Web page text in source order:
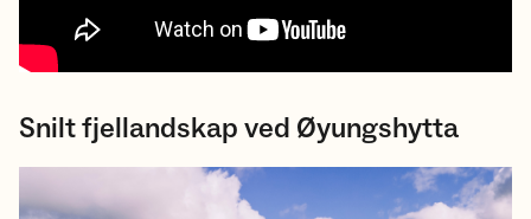
Snilt fjellandskap ved Øyungshytta